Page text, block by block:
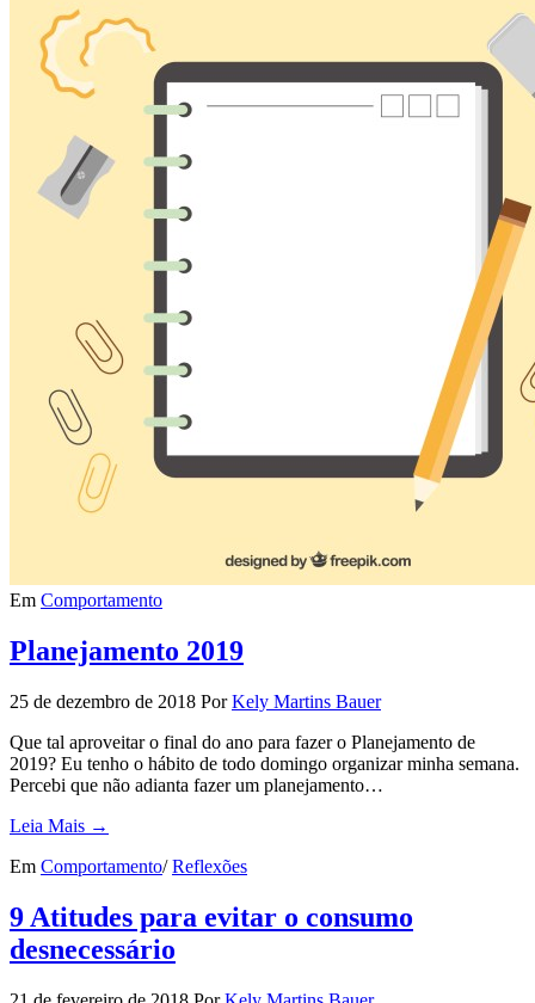
Em Comportamento
Planejamento 2019
25 de dezembro de 2018 Por Kely Martins Bauer
Que tal aproveitar o final do ano para fazer o Planejamento de
2019? Eu tenho o hábito de todo domingo organizar minha semana.
Percebi que não adianta fazer um planejamento…
Leia Mais →
Em Comportamento/ Reflexões
9 Atitudes para evitar o consumo
desnecessário